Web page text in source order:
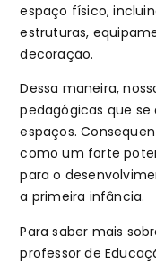
espaço físico,
estruturas,
decoração.
Dessa maneira,
pedagógicas que
espaços.
como um forte
para o
a primeira infância.
Para saber mais
professor de